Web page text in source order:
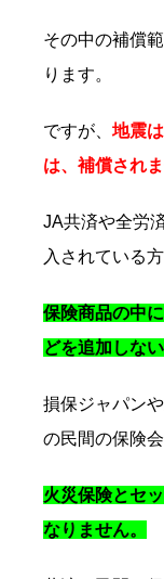
その中の補償
ります。
ですが、 地震
は、補償されま
JA共済や全労
入されている方
保険商品の中
どを追加しな
損保ジャパン
の民間の保険
火災保険とセ
なりません。